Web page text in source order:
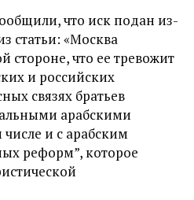
что иск подан из-
статьи: «Москва
стороне, что ее тревожит
и российских
связях братьев
арабскими
и с арабским
реформ”, которое